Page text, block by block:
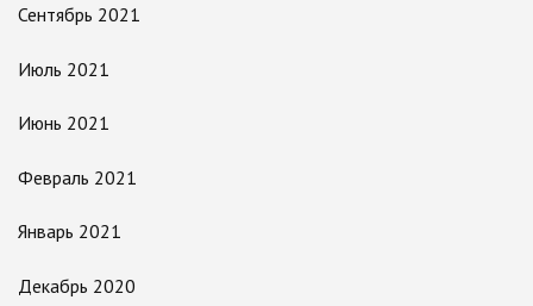
Сентябрь 2021
Июль 2021
Июнь 2021
Февраль 2021
Январь 2021
Декабрь 2020